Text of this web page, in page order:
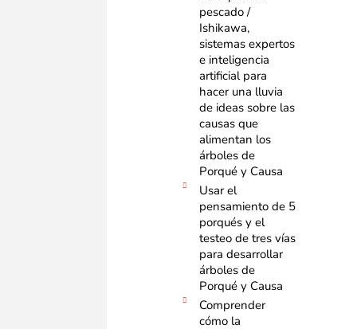
pescado /
Ishikawa,
sistemas expertos
e inteligencia
artificial para
hacer una lluvia
de ideas sobre las
causas que
alimentan los
árboles de
Porqué y Causa​
Usar el
pensamiento de 5
porqués y el
testeo de tres vías
para desarrollar
árboles de
Porqué y Causa​
Comprender
cómo la